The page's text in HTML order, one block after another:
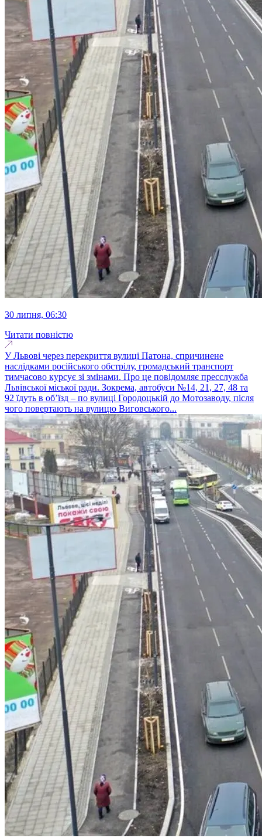
30 липня, 06:30
Читати повністю
У Львові через перекриття вулиці Патона, спричинене
наслідками російського обстрілу, громадський транспорт
тимчасово курсує зі змінами. Про це повідомляє пресслужба
Львівської міської ради. Зокрема, автобуси №14, 21, 27, 48 та
92 їдуть в об’їзд – по вулиці Городоцькій до Мотозаводу, після
чого повертають на вулицю Виговського...